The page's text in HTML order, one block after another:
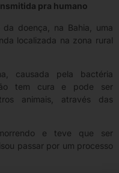
pra humano
doença, na Bahia, uma
localizada na zona rural
causada pela bactéria
tem cura e pode ser
animais, através das
e teve que ser
passar por um processo